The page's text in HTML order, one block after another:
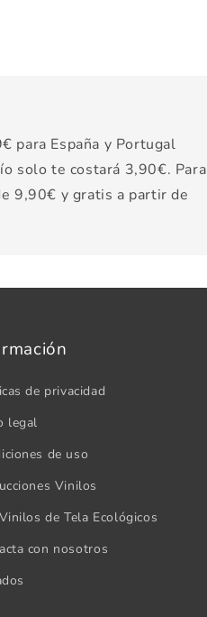
para España y Portugal
solo te costará 3,90€. Para
9,90€ y gratis a partir de
de privacidad
legal
de uso
Vinilos
de Tela Ecológicos
con nosotros